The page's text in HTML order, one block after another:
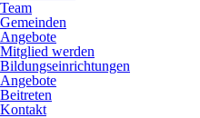
Team
Gemeinden
Angebote
Mitglied werden
Bildungseinrichtungen
Angebote
Beitreten
Kontakt